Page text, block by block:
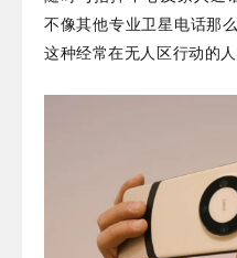
不像其他专业卫星电话那
这种经常在无人区行动的人